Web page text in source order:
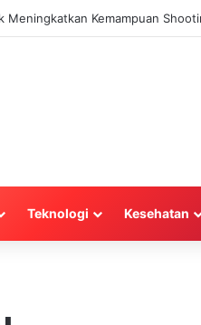
Meningkatkan Kemampuan
Teknologi Kesehatan